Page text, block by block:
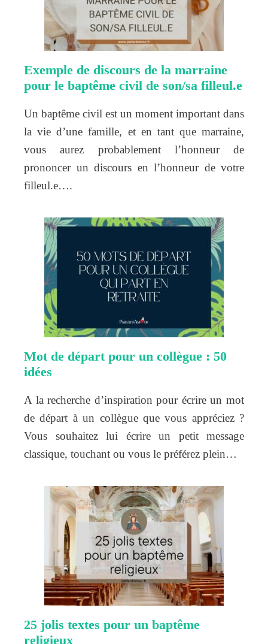
Exemple de discours de la marraine
pour le baptême civil de son/sa filleul.e
Un baptême civil est un moment important dans
la vie d’une famille, et en tant que marraine,
vous aurez probablement l’honneur de
prononcer un discours en l’honneur de votre
filleul.e….
Mot de départ pour un collègue : 50
idées
A la recherche d’inspiration pour écrire un mot
de départ à un collègue que vous appréciez ?
Vous souhaitez lui écrire un petit message
classique, touchant ou vous le préférez plein…
25 jolis textes pour un baptême
religieux